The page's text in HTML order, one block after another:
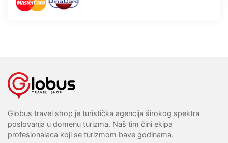
Globus travel shop je turistička agencija širokog spektra
poslovanja u domenu turizma. Naš tim čini ekipa
profesionalaca koji se turizmom bave godinama.